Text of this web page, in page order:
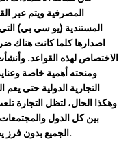
المصرفية ويتم عبر
المستندية (يو سي بي)
اصدارهاكلما كانت هناك
الاختصاص لهذه القواعد.
ومنحتهأهميةخاصة
التجاريةالدوليةحتىيعم
وهكذاالحال،لتظلالتجارة
بينكلالدولوالمجتمعات
الجميعبدون فرز
في كل الأوقات.